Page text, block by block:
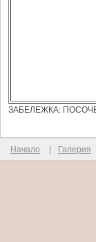
ЗАБЕЛЕЖКА:
Начало Галерия